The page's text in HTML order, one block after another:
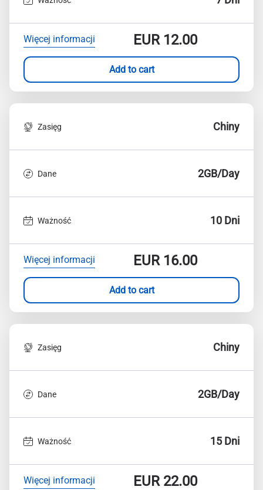
Więcej informacji EUR12.00
Add to cart
Zasięg Chiny
Dane 2GB/Day
Ważność 10 Dni
Więcej informacji EUR16.00
Add to cart
Zasięg Chiny
Dane 2GB/Day
Ważność 15 Dni
Więcej informacji EUR22.00